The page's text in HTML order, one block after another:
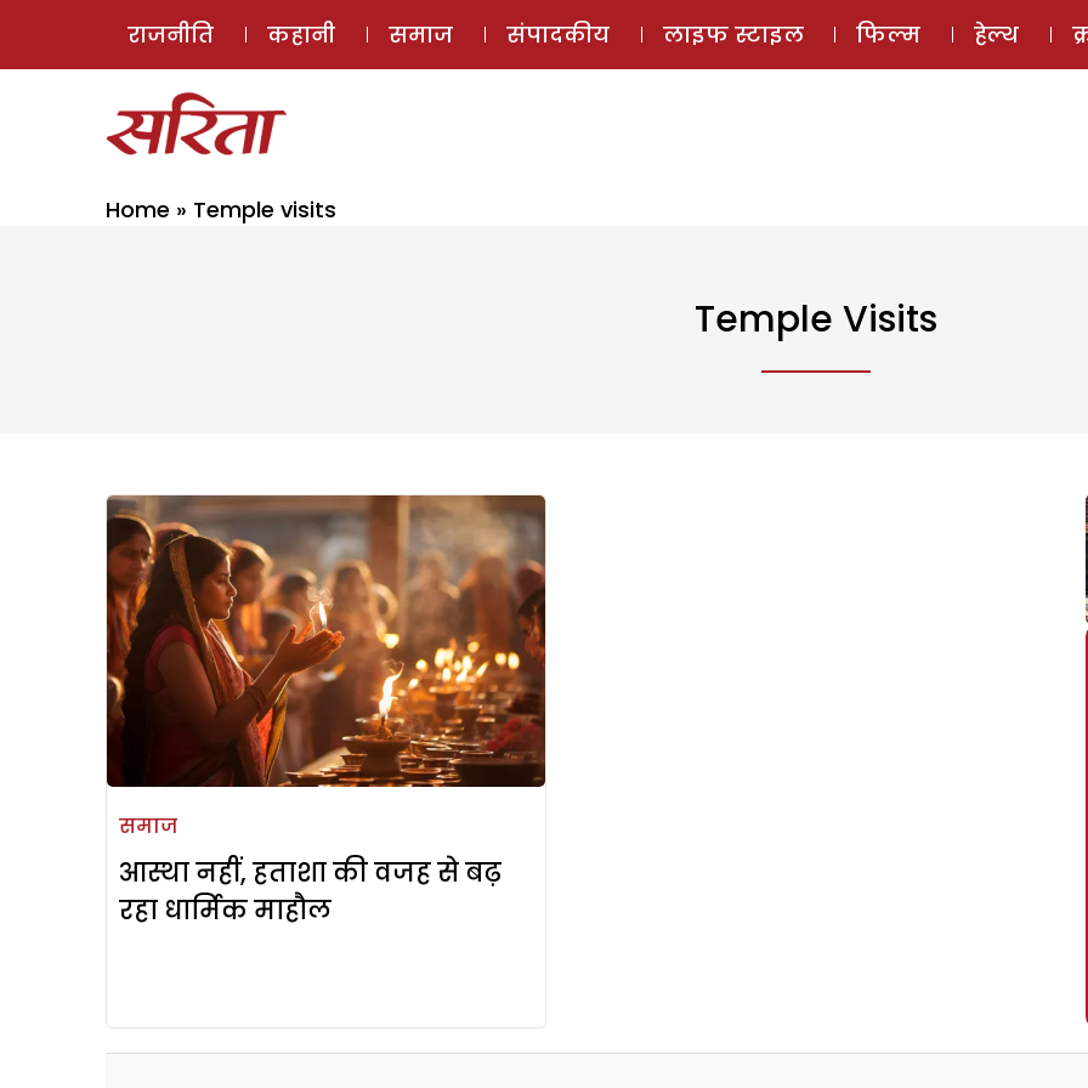
ई-मैगज़ीन
राजनीति कहानी समाज संपादकीय लाइफ स्टाइल फिल्म हेल्थ
Home » Temple visits
Temple Visits
समाज
आस्था नहीं, हताशा की वजह से बढ़
रहा धार्मिक माहौल